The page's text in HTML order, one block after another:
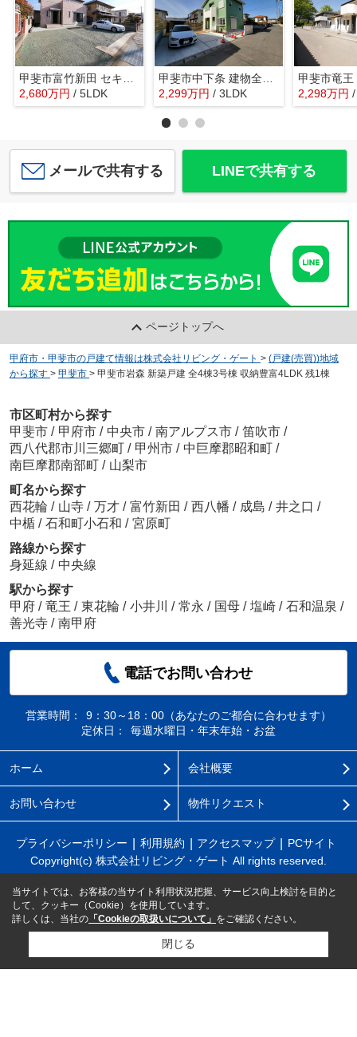
甲斐市富竹新田 セキスイハイム施工平成17年築中古 内装一新
2,680万円 / 5LDK
甲斐市中下条 建物全面改装 平成2年築 中古戸建 北東角地
2,299万円 / 3LDK 2,298万円
メールで共有する LINEで共有する
ページトップへ
甲府市・甲斐市の戸建て情報は株式会社リビング・ゲート > (戸建(売買))地域
から探す > 甲斐市 > 甲斐市岩森 新築戸建 全4棟3号棟 収納豊富4LDK 残1棟
市区町村から探す
甲斐市 / 甲府市 / 中央市 / 南アルプス市 / 笛吹市 /
西八代郡市川三郷町 / 甲州市 / 中巨摩郡昭和町 /
南巨摩郡南部町 / 山梨市
町名から探す
西花輪 / 山寺 / 万才 / 富竹新田 / 西八幡 / 成島 / 井之口 /
中楯 / 石和町小石和 / 宮原町
路線から探す
身延線 / 中央線
駅から探す
甲府 / 竜王 / 東花輪 / 小井川 / 常永 / 国母 / 塩崎 / 石和温泉 /
善光寺 / 南甲府
電話でお問い合わせ
営業時間：
9：30～18：00（あなたのご都合に合わせます）
定休日：
毎週水曜日・年末年始・お盆
ホーム 会社概要
お問い合わせ 物件リクエスト
プライバシーポリシー 利用規約 アクセスマップ
PCサイト
Copyright(c) 株式会社リビング・ゲート All rights reserved.
当サイトでは、お客様の当サイト利用状況把握、サービス向上検討を目的と
して、クッキー（Cookie）を使用しています。
詳しくは、当社の 「Cookieの取扱いについて」 をご確認ください。
閉じる